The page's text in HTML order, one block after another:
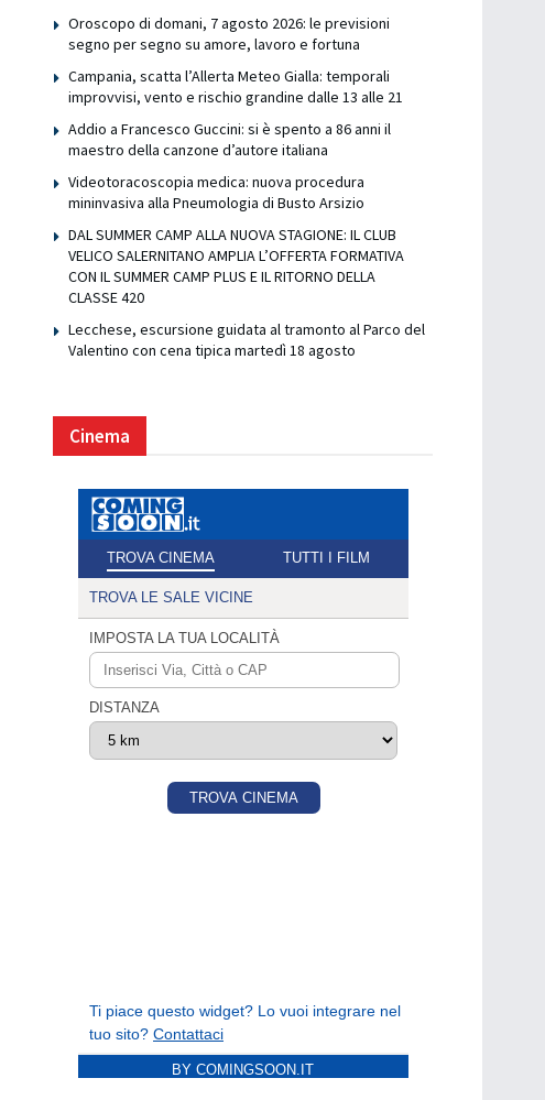
Oroscopo di domani, 7 agosto 2026: le previsioni
segno per segno su amore, lavoro e fortuna
Campania, scatta l’Allerta Meteo Gialla: temporali
improvvisi, vento e rischio grandine dalle 13 alle 21
Addio a Francesco Guccini: si è spento a 86 anni il
maestro della canzone d’autore italiana
Videotoracoscopia medica: nuova procedura
mininvasiva alla Pneumologia di Busto Arsizio
DAL SUMMER CAMP ALLA NUOVA STAGIONE: IL CLUB
VELICO SALERNITANO AMPLIA L’OFFERTA FORMATIVA
CON IL SUMMER CAMP PLUS E IL RITORNO DELLA
CLASSE 420
Lecchese, escursione guidata al tramonto al Parco del
Valentino con cena tipica martedì 18 agosto
Cinema
BY COMINGSOON.IT